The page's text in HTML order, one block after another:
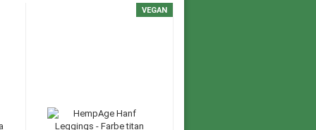
VEGAN